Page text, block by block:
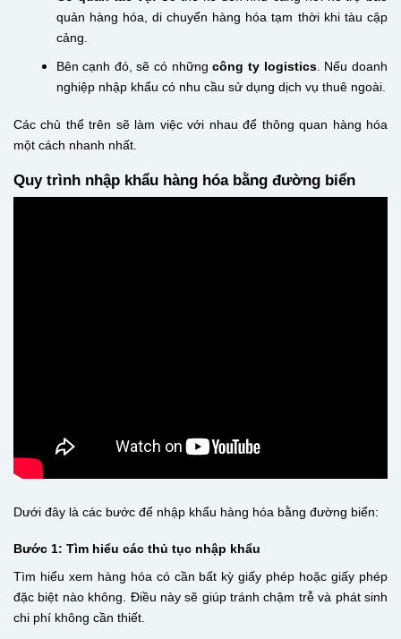
quản hàng hóa, di chuyển hàng hóa tạm thời khi tàu cập
cảng.
Bên cạnh đó, sẽ có nhữngcông ty logistics. Nếu doanh
nghiệp nhập khẩu có nhu cầu sử dụng dịch vụ thuê ngoài.
Các chủ thể trên sẽ làm việc với nhau để thông quan hàng hóa
một cách nhanh nhất.
Quy trình nhập khẩu hàng hóa bằng đường biển
Dưới đây là các bước để nhập khẩu hàng hóa bằng đường biển:
Bước 1: Tìm hiểu các thủ tục nhập khẩu
Tìm hiểu xem hàng hóa có cần bất kỳ giấy phép hoặc giấy phép
đặc biệt nào không. Điều này sẽ giúp tránh chậm trễ và phát sinh
chi phí không cần thiết.